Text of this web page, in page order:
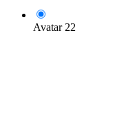
Avatar 22